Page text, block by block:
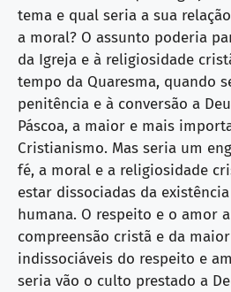
tema e qual seria a sua
a moral? O assunto poderia
da Igreja e à religiosidade
tempo da Quaresma, quando
penitência e à conversão a
Páscoa, a maior e mais
Cristianismo. Mas seria um
fé, a moral e a religiosidade
estar dissociadas da
humana. O respeito e o amor
compreensão cristã e da
indissociáveis do respeito e
seria vão o culto prestado a